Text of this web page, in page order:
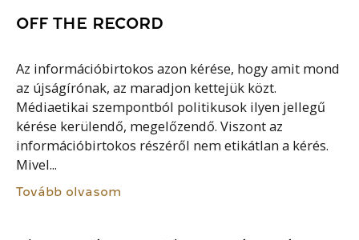
OFF THE RECORD
Az információbirtokos azon kérése, hogy amit mond
az újságírónak, az maradjon kettejük közt.
Médiaetikai szempontból politikusok ilyen jellegű
kérése kerülendő, megelőzendő. Viszont az
információbirtokos részéről nem etikátlan a kérés.
Mivel...
Tovább olvasom